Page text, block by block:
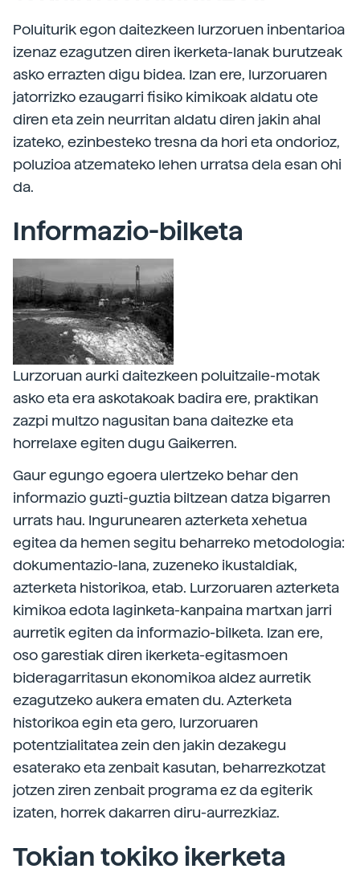
Poluiturik egon daitezkeen lurzoruen inbentarioa
izenaz ezagutzen diren ikerketa-lanak burutzeak
asko errazten digu bidea. Izan ere, lurzoruaren
jatorrizko ezaugarri fisiko kimikoak aldatu ote
diren eta zein neurritan aldatu diren jakin ahal
izateko, ezinbesteko tresna da hori eta ondorioz,
poluzioa atzemateko lehen urratsa dela esan ohi
da.
Informazio-bilketa
Lurzoruan aurki daitezkeen poluitzaile-motak
asko eta era askotakoak badira ere, praktikan
zazpi multzo nagusitan bana daitezke eta
horrelaxe egiten dugu Gaikerren.
Gaur egungo egoera ulertzeko behar den
informazio guzti-guztia biltzean datza bigarren
urrats hau. Ingurunearen azterketa xehetua
egitea da hemen segitu beharreko metodologia:
dokumentazio-lana, zuzeneko ikustaldiak,
azterketa historikoa, etab. Lurzoruaren azterketa
kimikoa edota laginketa-kanpaina martxan jarri
aurretik egiten da informazio-bilketa. Izan ere,
oso garestiak diren ikerketa-egitasmoen
bideragarritasun ekonomikoa aldez aurretik
ezagutzeko aukera ematen du. Azterketa
historikoa egin eta gero, lurzoruaren
potentzialitatea zein den jakin dezakegu
esaterako eta zenbait kasutan, beharrezkotzat
jotzen ziren zenbait programa ez da egiterik
izaten, horrek dakarren diru-aurrezkiaz.
Tokian tokiko ikerketa